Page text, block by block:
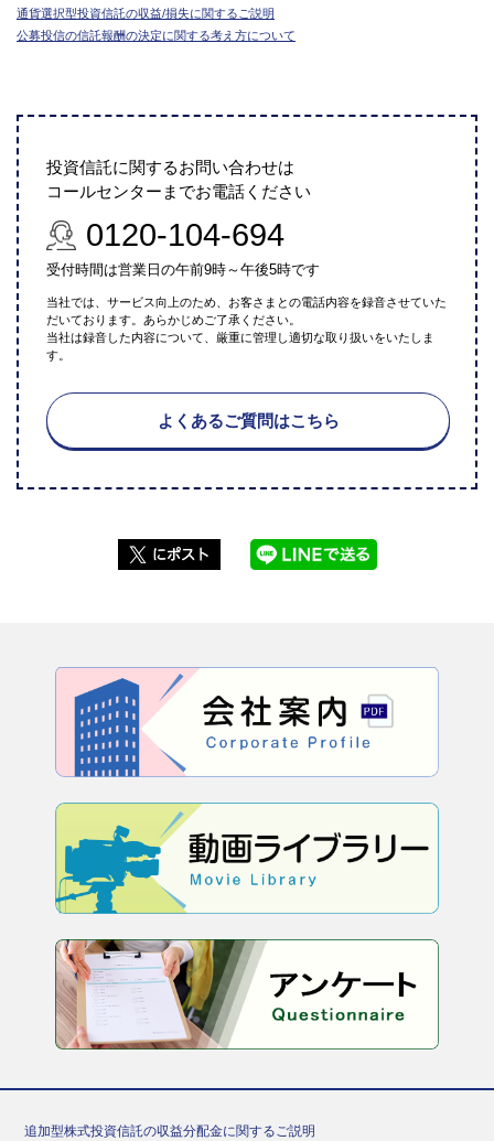
通貨選択型投資信託の収益/損失に関するご説明
公募投信の信託報酬の決定に関する考え方について
投資信託に関するお問い合わせは
コールセンターまでお電話ください
0120-104-694
受付時間は営業日の午前9時～午後5時です
当社では、サービス向上のため、お客さまとの電話内容を録音させていた
だいております。あらかじめご了承ください。
当社は録音した内容について、厳重に管理し適切な取り扱いをいたしま
す。
よくあるご質問はこちら
追加型株式投資信託の収益分配金に関するご説明